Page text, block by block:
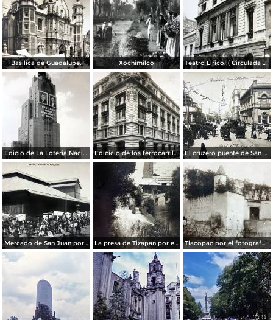
Basilica de Guadalupe. Xochimilco Teatro Lirico. ( Circulada el 1 de Agosto de 1926 ).
Edicio de La Loteria Nacional Ciudad de México Abril de 1964 Edicicio de los ferrocarriles. El cruzero puente de San Francisco y Guardiola por el fotografo Felix Miret.
Mercado de San Juan por el fotografo Felix Miret La presa de Tizapan por el fotografo Fernando Kososky. ( Circulada el 22 de Diembre de 1910 ). Tlacopac por el fotografo Hugo Brehme.